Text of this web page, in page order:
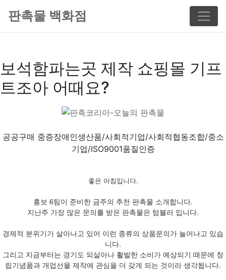
판촉물 백화점
보석함파는곳 제작 쇼핑몰 기프
트조아 어때요?
공공구매 중증장애인생산품/사회적기업/사회적협동조합/중소
기업/ISO9001품질인증
좋은 아침입니다.
홍보 6팀이 준비한 금주의 추천 판촉물 소개합니다.
지난주 가장 많은 문의를 받은 판촉물은 텀블러 입니다.
경제적 분위기가 살아나고 있어 이런 종류의 상품문의가 늘어나고 있습
니다.
그리고 지금부터는 경기도 되살아나 활발한 소비가 예상되기 때문에 창
립기념품과 개업선물 제작에 관심을 더 갖게 되는 것이라 생각됩니다.